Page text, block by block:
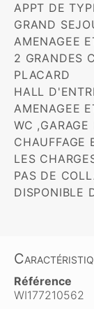
APPT DE
GRAND
AMENAGEE
2 GRANDES
PLACARD
HALL
AMENAGEE
WC ,GARAGE
CHAUFFAGE
LES
PAS DE
DISPONIBLE
Référence
WI177210562